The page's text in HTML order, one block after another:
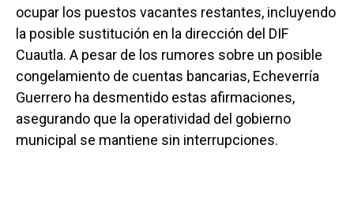
ocupar los puestos vacantes restantes, incluyendo
la posible sustitución en la dirección del DIF
Cuautla. A pesar de los rumores sobre un posible
congelamiento de cuentas bancarias, Echeverría
Guerrero ha desmentido estas afirmaciones,
asegurando que la operatividad del gobierno
municipal se mantiene sin interrupciones.